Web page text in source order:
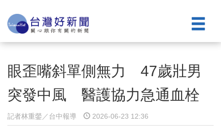
眼歪嘴斜單側無力 47歲壯男
突發中風 醫護協力急通血栓
記者林重鎣／台中報導 2026-06-23 12:36